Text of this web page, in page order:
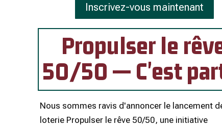
Inscrivez-vous maintenant
Propulser le
50/50 — C'est
Nous sommes ravis d'annoncer le lancement
loterie Propulser le rêve 50/50, une initiative